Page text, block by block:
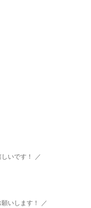
いです！
いします！